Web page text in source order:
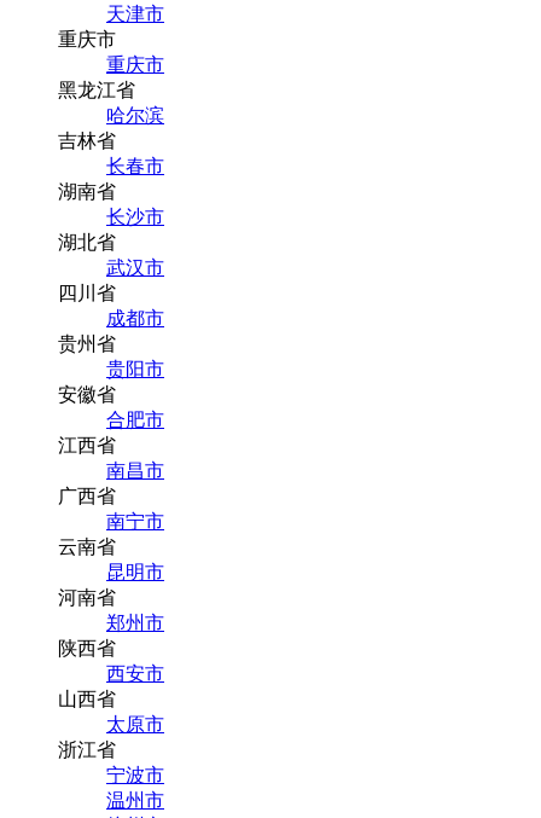
天津市
重庆市
重庆市
黑龙江省
哈尔滨
吉林省
长春市
湖南省
长沙市
湖北省
武汉市
四川省
成都市
贵州省
贵阳市
安徽省
合肥市
江西省
南昌市
广西省
南宁市
云南省
昆明市
河南省
郑州市
陕西省
西安市
山西省
太原市
浙江省
宁波市
温州市